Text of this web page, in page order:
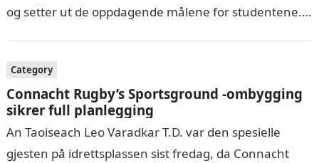
og setter ut de oppdagende målene for studentene.
Category
Connacht Rugby’s Sportsground -ombygging
sikrer full planlegging
An Taoiseach Leo Varadkar T.D. var den spesielle
gjesten på idrettsplassen sist fredag, da Connacht